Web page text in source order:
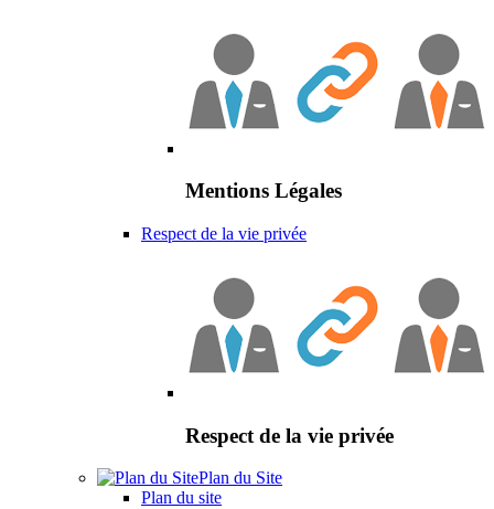
Mentions Légales
Respect de la vie privée
Respect de la vie privée
Plan du Site
Plan du site